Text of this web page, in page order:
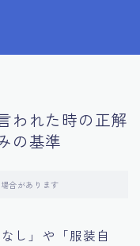
われた時の正解
の基準
合があります
し」や「服装自